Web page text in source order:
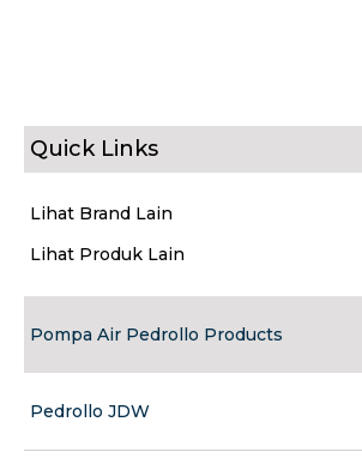
Quick Links
Lihat Brand Lain
Lihat Produk Lain
Pompa Air Pedrollo Products
Pedrollo JDW